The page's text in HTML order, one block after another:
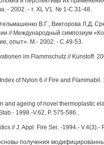
- 2002. - т. XL V1. № 1-С.31-48.
В.Г., Викторова Л.Д.
// Международный симпозиум
опыт». М.- 2002. - С.49-53.
im Flammschutz // Kunstoff.
of Nylon 6 // Fire and
and ageing of novel thermoplastic
1998.-V.62. P. 575-586.
// J. Appl. Fire Sei. -1994.- V.4(3).-
получения